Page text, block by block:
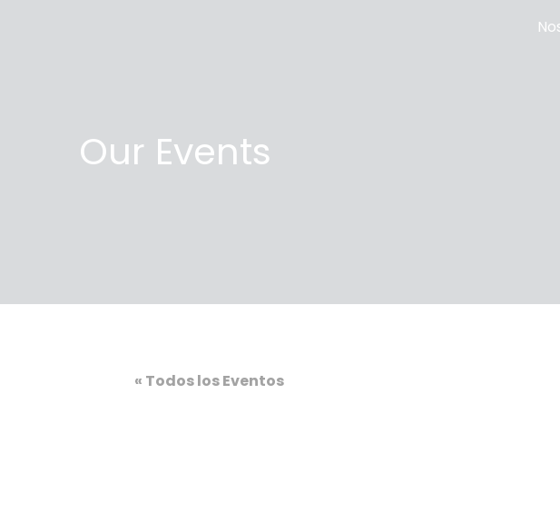
Our Events
« Todos los Eventos